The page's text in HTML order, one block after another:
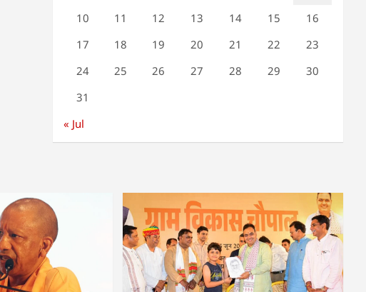
10
11 12 13 14 15
16
17
18 19 20 21 22
23
24
25 26 27 28 29
30
31
« Jul